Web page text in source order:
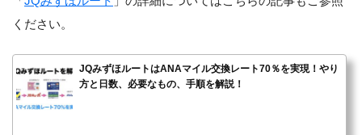
ください。
JQみずほルートはANAマイル交換レート70％を実現！やり
方と日数、必要なもの、手順を解説！